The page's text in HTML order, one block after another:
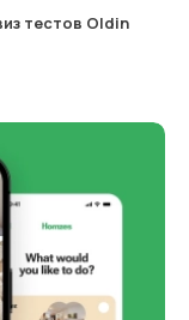
тестов Oldin